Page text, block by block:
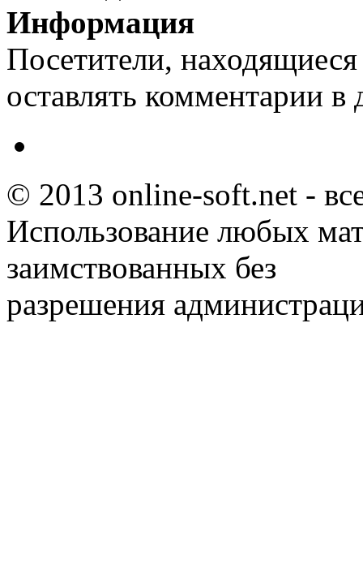
Информация
Посетители,
оставлять комментарии в
© 2013 online-soft.net -
Использование любых
заимствованных без
разрешения